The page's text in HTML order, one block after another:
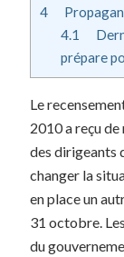
4
4.1
prépare
Le
2010 a reçu
des dirigeants
changer la
en place un
31 octobre.
du